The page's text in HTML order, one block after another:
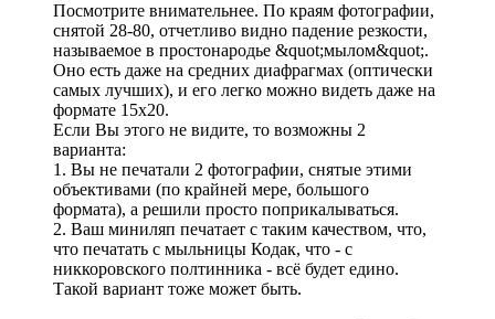
Посмотрите внимательнее. По краям фотографии,
снятой 28-80, отчетливо видно падение резкости,
называемое в простонародье &quot;мылом&quot;.
Оно есть даже на средних диафрагмах (оптически
самых лучших), и его легко можно видеть даже на
формате 15х20.
Если Вы этого не видите, то возможны 2
варианта:
1. Вы не печатали 2 фотографии, снятые этими
объективами (по крайней мере, большого
формата), а решили просто поприкалываться.
2. Ваш миниляп печатает с таким качеством, что,
что печатать с мыльницы Кодак, что - с
никкоровского полтинника - всё будет едино.
Такой вариант тоже может быть.